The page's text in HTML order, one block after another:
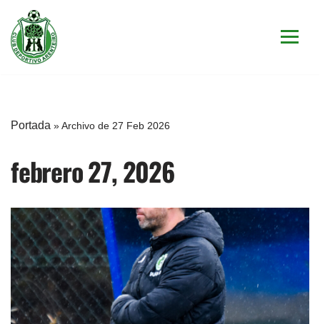
Saltar
al
Portada »Archivo de 27 Feb 2026
febrero 27, 2026